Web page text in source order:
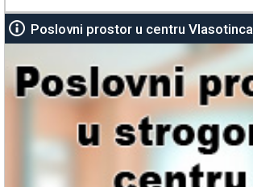
Poslovni prostor u centru Vlasotinca